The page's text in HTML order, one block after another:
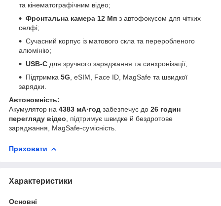
та кінематографічним відео;
Фронтальна камера 12 Мп з автофокусом для чітких
селфі;
Сучасний корпус із матового скла та переробленого
алюмінію;
USB-C для зручного заряджання та синхронізації;
Підтримка 5G , eSIM, Face ID, MagSafe та швидкої
зарядки.
Автономність:
Акумулятор на 4383 мА·год забезпечує до 26 годин
перегляду відео , підтримує швидке й бездротове
заряджання, MagSafe-сумісність.
Приховати
Характеристики
Основні